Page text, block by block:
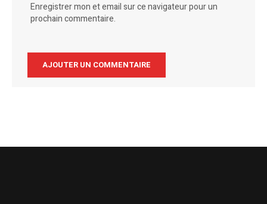
Enregistrer mon et email sur ce navigateur pour un
prochain commentaire.